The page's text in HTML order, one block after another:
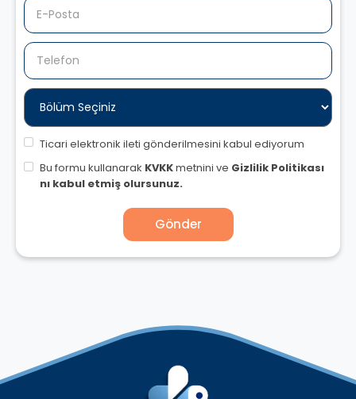
Ticari elektronik ileti gönderilmesini kabul ediyorum
Bu formu kullanarak KVKKmetnini ve Gizlilik Politikası
nı kabul etmiş olursunuz.